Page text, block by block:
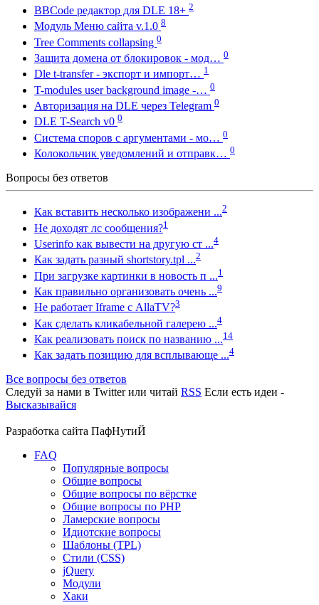
BBCode редактор для DLE 18+ 2
Модуль Меню сайта v.1.0 8
Tree Comments collapsing 0
Защита домена от блокировок - мод… 0
Dle t-transfer - экспорт и импорт… 1
T-modules user background image -… 0
Авторизация на DLE через Telegram 0
DLE T-Search v0 0
Система споров с аргументами - мо… 0
Колокольчик уведомлений и отправк… 0
Вопросы без ответов
Как вставить несколько изображени ...2
Не доходят лс сообщения?1
Userinfo как вывести на другую ст ...4
Как задать разный shortstory.tpl ...2
При загрузке картинки в новость п ...1
Как правильно организовать очень ...9
Не работает Iframe с AllaTV?3
Как сделать кликабельной галерею ...4
Как реализовать поиск по названию ...14
Как задать позицию для всплывающе ...4
Все вопросы без ответов
Следуй за нами в Twitterили читай RSS Если есть идеи -
Высказывайся
Разработка сайта ПафНутиЙ
FAQ
Популярные вопросы
Общие вопросы
Общие вопросы по вёрстке
Общие вопросы по PHP
Ламерские вопросы
Идиотские вопросы
Шаблоны (TPL)
Стили (CSS)
jQuery
Модули
Хаки